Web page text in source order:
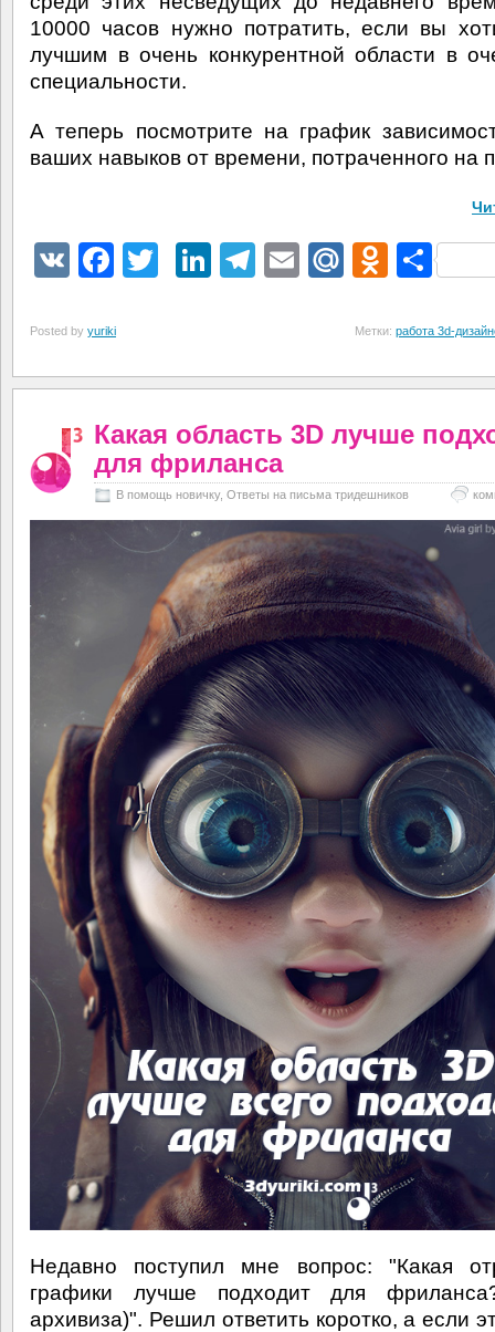
10000 часов нужно потратить, если вы
лучшим в очень конкурентной области в
специальности.
А теперь посмотрите на график
ваших навыков от времени, потраченного на
VK Facebook
TwitterLinkedIn
Telegram
EmailMail.Ru
Posted by yuriki Метки: работа 3d-
Какая область 3D лучше
для фриланса
В помощь новичку, Ответы на письма тридешников
Недавно поступил мне вопрос: "Какая
графики лучше подходит для
архивиза)". Решил ответить коротко, а если